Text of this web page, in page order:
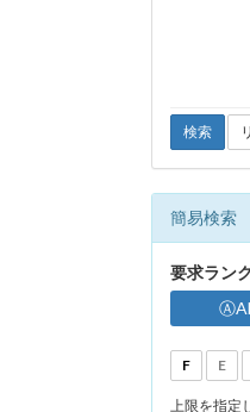
検索
簡易検索
要求ランク
F E
上限を指定